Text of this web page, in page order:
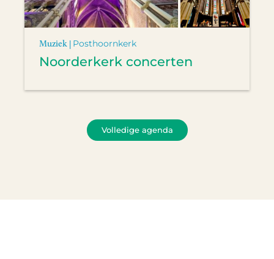
Muziek | Posthoornkerk
Noorderkerk concerten
Volledige agenda